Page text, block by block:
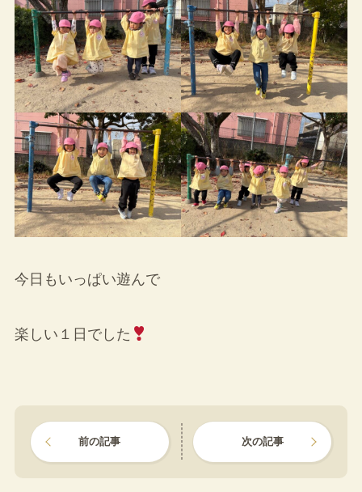
今日もいっぱい遊んで
楽しい１日でした
前の記事 次の記事